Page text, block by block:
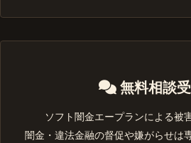
無料相談
ソフト闇金エープランによる被
闇金・違法金融の督促や嫌がらせは